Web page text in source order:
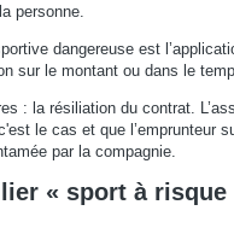
personne.
dangereuse est
sur le montant ou dans le
: la résiliation du contrat.
le cas et que l’emprunteur
par la compagnie.
« sport à risque